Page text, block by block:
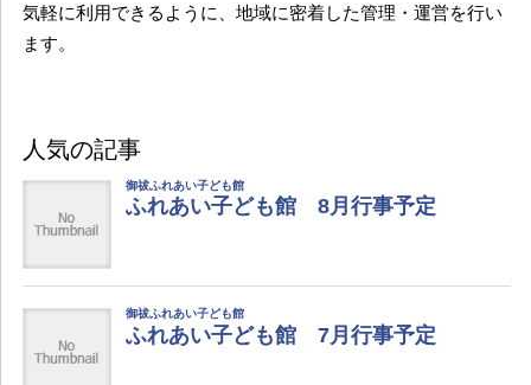
気軽に利用できるように、地域に密着した管理・運営を行い
ます。
人気の記事